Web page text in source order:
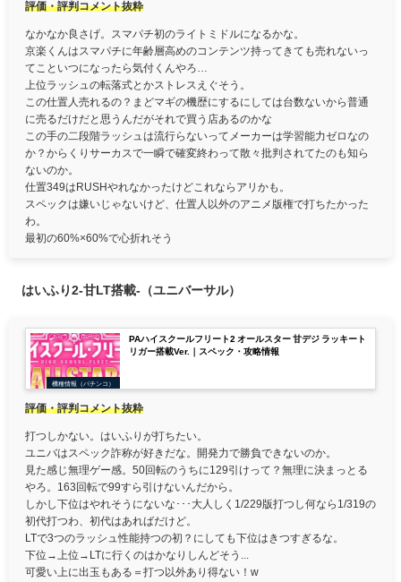
評価・評判コメント抜粋
なかなか良さげ。スマパチ初のライトミドルになるかな。
京楽くんはスマパチに年齢層高めのコンテンツ持ってきても売れないっ
てこといつになったら気付くんやろ…
上位ラッシュの転落式とかストレスえぐそう。
この仕置人売れるの？まどマギの機歴にするにしては台数ないから普通
に売るだけだと思うんだがそれで買う店あるのかな
この手の二段階ラッシュは流行らないってメーカーは学習能力ゼロなの
か？からくりサーカスで一瞬で確変終わって散々批判されてたのも知ら
ないのか。
仕置349はRUSHやれなかったけどこれならアリかも。
スペックは嫌いじゃないけど、仕置人以外のアニメ版権で打ちたかった
わ。
最初の60%×60%で心折れそう
はいふり2-甘LT搭載-（ユニバーサル）
機種情報（パチンコ）
PAハイスクールフリート2 オールスター 甘デジ ラッキート
リガー搭載Ver.｜スペック・攻略情報
評価・評判コメント抜粋
打つしかない。はいふりが打ちたい。
ユニバはスペック詐称が好きだな。開発力で勝負できないのか。
見た感じ無理ゲー感。50回転のうちに129引けって？無理に決まっとる
やろ。163回転で99すら引けないんだから。
しかし下位はやれそうにないな･･･大人しく1/229版打つし何なら1/319の
初代打つわ、初代はあればだけど。
LTで3つのラッシュ性能持つの初？にしても下位はきつすぎるな。
下位→上位→LTに行くのはかなりしんどそう...
可愛い上に出玉もある＝打つ以外あり得ない！w